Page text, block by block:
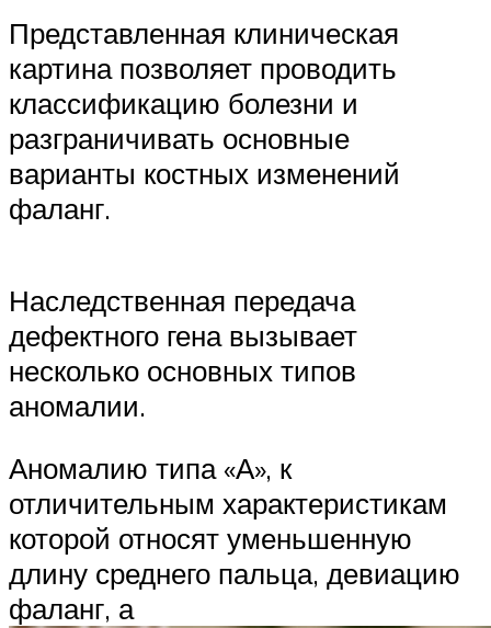
Представленная клиническая
картина позволяет проводить
классификацию болезни и
разграничивать основные
варианты костных изменений
фаланг.
Наследственная передача
дефектного гена вызывает
несколько основных типов
аномалии.
Аномалию типа «А», к
отличительным характеристикам
которой относят уменьшенную
длину среднего пальца, девиацию
фаланг, а